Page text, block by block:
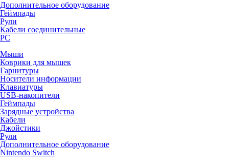
Дополнительное оборудование
Геймпады
Рули
Кабели соединительные
PC
Мыши
Коврики для мышек
Гарнитуры
Носители информации
Клавиатуры
USB-накопители
Геймпады
Зарядные устройства
Кабели
Джойстики
Рули
Дополнительное оборудование
Nintendo Switch